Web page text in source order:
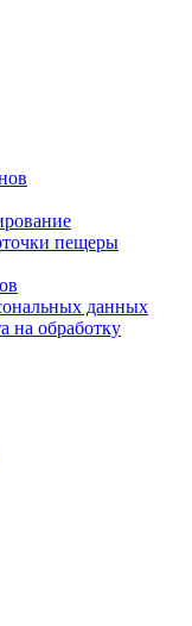
пещеры
данных
на обработку